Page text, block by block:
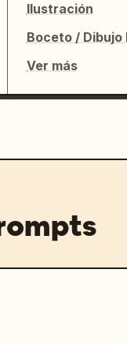
Ilustración
Boceto / Dibujo
Ver más